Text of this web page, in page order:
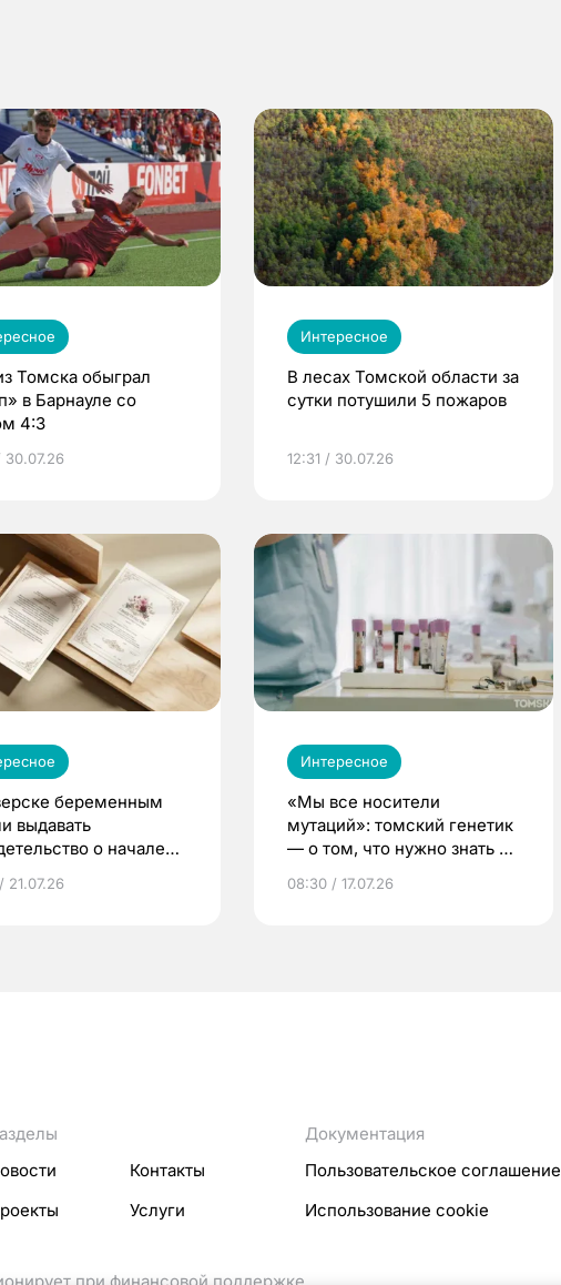
Томска обыграл
в Барнауле со
4:3
30.07.26
Интересное
В лесах Томской области за
сутки потушили 5 пожаров
12:31 / 30.07.26
беременным
выдавать
о начале
21.07.26
Интересное
«Мы все носители
мутаций»: томский генетик
— о том, что нужно знать до
08:30 / 17.07.26
Контакты
Услуги
Документация
Пользовательское соглашение
Использование cookie